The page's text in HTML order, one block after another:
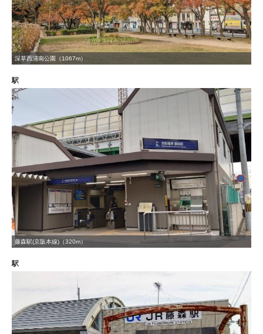
深草西浦南公園（1067m）
駅
藤森駅(京阪本線)（320m）
駅